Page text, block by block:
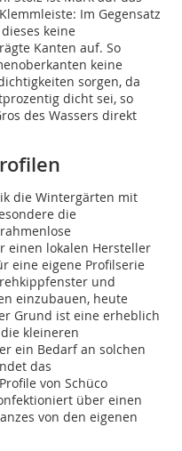
Im Gegensatz
keine
Kanten auf. So
keine
sorgen, da
dicht sei, so
des Wassers direkt
die Wintergärten mit
die
einen lokalen Hersteller
eine eigene Profilserie
und
einzubauen, heute
Grund ist eine erheblich
kleineren
ein Bedarf an solchen
das
von Schüco
über einen
von den eigenen